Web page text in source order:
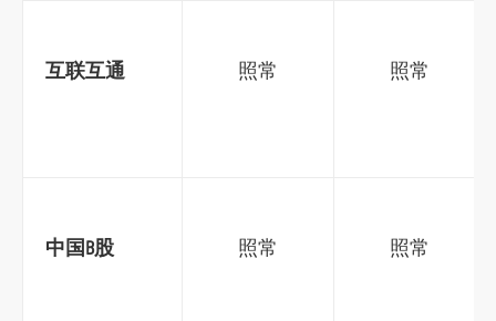
互联互通 照常 照常
中国B股 照常 照常